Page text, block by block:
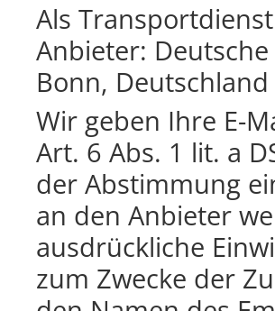
Als
Anbieter:
Bonn, Deutschland
Wir geben Ihre E-
Art. 6 Abs. 1 lit. a
der Abstimmung
an den Anbieter
ausdrückliche
zum Zwecke der